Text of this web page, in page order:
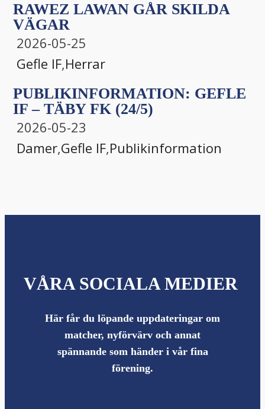
RAWEZ LAWAN GÅR SKILDA
VÄGAR
2026-05-25
Gefle IF,Herrar
PUBLIKINFORMATION: GEFLE
IF – TÄBY FK (24/5)
2026-05-23
Damer,Gefle IF,Publikinformation
VÅRA SOCIALA MEDIER
Här får du löpande uppdateringar om
matcher, nyförvärv och annat
spännande som händer i vår fina
förening.